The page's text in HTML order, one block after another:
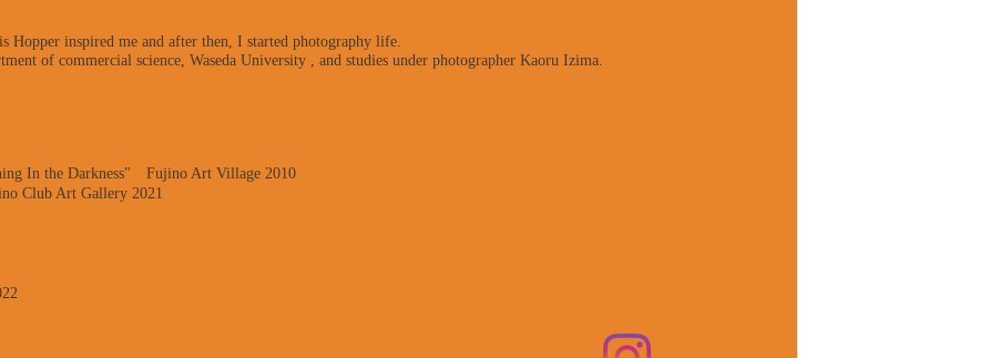
Hopper inspired me and after then, I started photography life.
of commercial science, Waseda University , and studies under photographer Kaoru Izima.
In the Darkness" Fujino Art Village 2010
Club Art Gallery 2021